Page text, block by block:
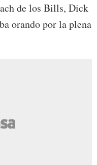
de los Bills, Dick
orando por la plena